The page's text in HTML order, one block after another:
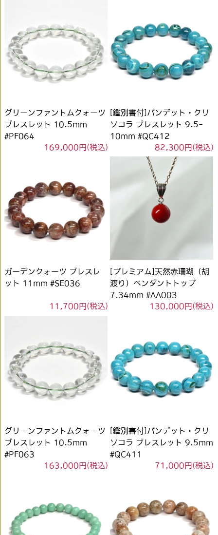
グリーンファントムクォーツ
ブレスレット 10.5mm
#PF064
169,000円(税込)
[鑑別書付]バンデット・クリ
ソコラ ブレスレット 9.5-
10mm #QC412
82,300円(税込)
ガーデンクォーツ ブレスレ
ット 11mm #SE036
11,700円(税込)
[プレミアム]天然赤珊瑚（胡
渡り）ペンダントトップ
7.34mm #AA003
130,000円(税込)
グリーンファントムクォーツ
ブレスレット 10.5mm
#PF063
163,000円(税込)
[鑑別書付]バンデット・クリ
ソコラ ブレスレット 9.5mm
#QC411
71,000円(税込)